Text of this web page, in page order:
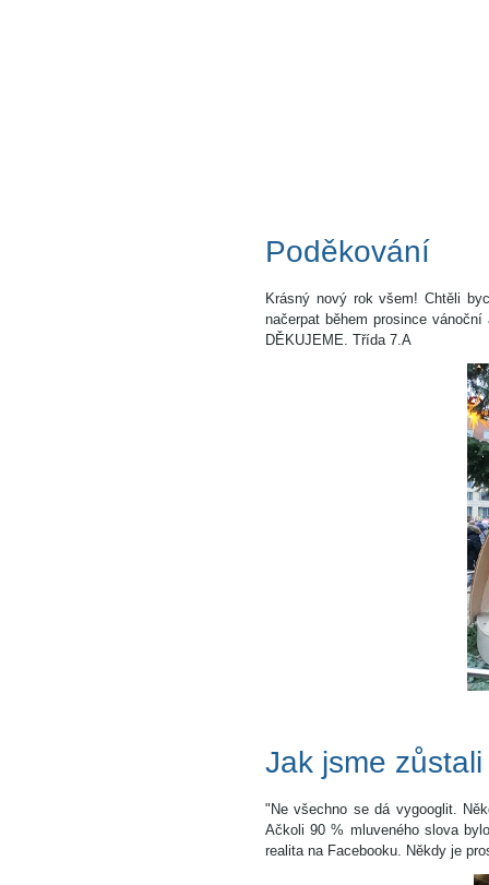
Poděkování
Krásný nový rok všem! Chtěli
načerpat během prosince
DĚKUJEME. Třída 7.A
Jak jsme
"Ne všechno se dá vygooglit.
Ačkoli 90 % mluveného slova
realita na Facebooku. Někdy je